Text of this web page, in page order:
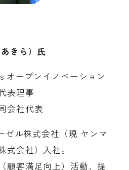
きら）氏
ープンイノベーション
表理事
会社代表
ゼル株式会社（現 ヤンマ
式会社）入社。
顧客満足向上）活動、提